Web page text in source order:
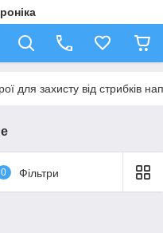
для захисту від стрибків
0 Фільтри